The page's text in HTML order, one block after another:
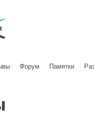
Форум Памятки